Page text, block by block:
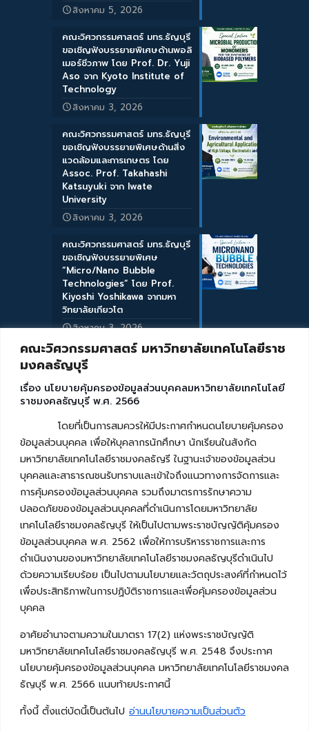
คณะวิศวกรรมศาสตร์ มหาวิทยาลัยเทคโนโลยีราช
มงคลธัญบุรี
เรื่อง นโยบายคุ้มครองข้อมูลส่วนบุคคลมหาวิทยาลัยเทคโนโลยี
ราชมงคลธัญบุรี พ.ศ. 2566
โดยที่เป็นการสมควรให้มีประกาศกำหนดนโยบายคุ้มครอง
ข้อมูลส่วนบุคคล เพื่อให้บุคลากรนักศึกษา นักเรียนในสังกัด
มหาวิทยาลัยเทคโนโลยีราชมงคลธัญรี ในฐานะเจ้าของข้อมูลส่วน
บุคคลและสาธารณชนรับทราบและเข้าใจถึงแนวทางการจัดการและ
การคุ้มครองข้อมูลส่วนบุคคล รวมถึงมาตรการรักษาความ
ปลอดภัยของข้อมูลส่วนบุคคลที่ดำเนินการโดยมหาวิทยาลัย
เทคโนโลยีราชมงคลธัญบุรี ให้เป็นไปตามพระราชบัญญัติคุ้มครอง
ข้อมูลส่วนบุคคล พ.ศ. 2562 เพื่อให้การบริหารราชการและการ
ดำเนินงานของมหาวิทยาลัยเทคโนโลยีราชมงคลธัญบุรีดำเนินไป
ด้วยความเรียบร้อย เป็นไปตามนโยบายและวัตถุประสงค์ที่กำหนดไว้
เพื่อประสิทธิภาพในการปฏิบัติราชการและเพื่อคุ้มครองข้อมูลส่วน
บุคคล
อาศัยอำนาจตามความในมาตรา 17(2) แห่งพระราชบัญญัติ
มหาวิทยาลัยเทคโนโลยีราชมงคลธัญบุรี พ.ศ. 2548 จึงประกาศ
นโยบายคุ้มครองข้อมูลส่วนบุคคล มหาวิทยาลัยเทคโนโลยีราชมงคล
ธัญบุรี พ.ศ. 2566 แนบท้ายประกาศนี้
ทั้งนี้ ตั้งแต่บัดนี้เป็นต้นไป อ่านนโยบายความเป็นส่วนตัว
สิงหาคม 5, 2026
คณะวิศวกรรมศาสตร์ มทร.ธัญบุรี
ขอเชิญฟังบรรยายพิเศษด้านพอลิ
เมอร์ชีวภาพ โดย Prof. Dr. Yuji
Aso จาก Kyoto Institute of
Technology
สิงหาคม 3, 2026
คณะวิศวกรรมศาสตร์ มทร.ธัญบุรี
ขอเชิญฟังบรรยายพิเศษด้านสิ่ง
แวดล้อมและการเกษตร โดย
Assoc. Prof. Takahashi
Katsuyuki จาก Iwate
University
สิงหาคม 3, 2026
คณะวิศวกรรมศาสตร์ มทร.ธัญบุรี
ขอเชิญฟังบรรยายพิเศษ
“Micro/Nano Bubble
Technologies” โดย Prof.
Kiyoshi Yoshikawa จากมหา
วิทยาลัยเกียวโต
สิงหาคม 3, 2026